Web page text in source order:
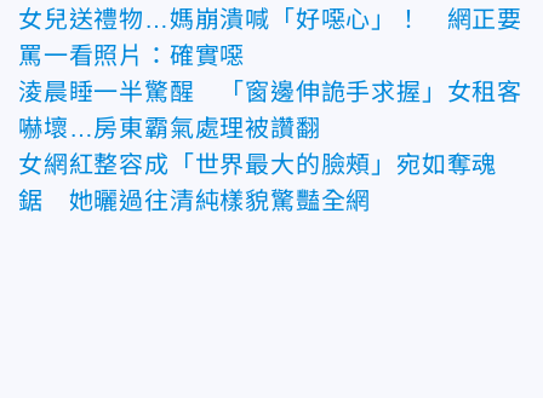
女兒送禮物…媽崩潰喊「好噁心」！ 網正要
罵一看照片：確實噁
淩晨睡一半驚醒 「窗邊伸詭手求握」女租客
嚇壞…房東霸氣處理被讚翻
女網紅整容成「世界最大的臉頰」宛如奪魂
鋸 她曬過往清純樣貌驚豔全網